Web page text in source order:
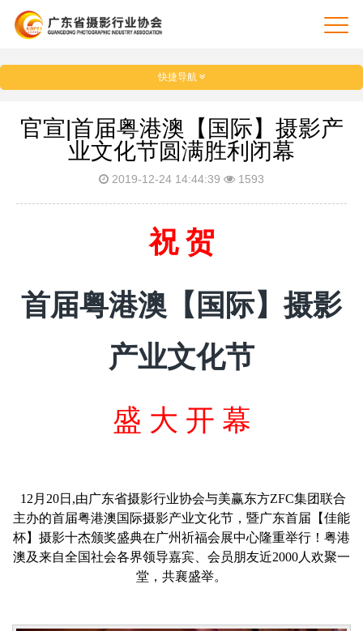
快捷导航
官宣|首届粤港澳【国际】摄影产
业文化节圆满胜利闭幕
2019-12-24 14:44:39 1593
祝 贺
首届粤港澳【国际】摄影
产业文化节
盛 大 开 幕
12月20日,由广东省摄影行业协会与美赢东方ZFC集团联合
主办的首届粤港澳国际摄影产业文化节，暨广东首届【佳能
杯】摄影十杰颁奖盛典在广州祈福会展中心隆重举行！粤港
澳及来自全国社会各界领导嘉宾、会员朋友近2000人欢聚一
堂，共襄盛举。